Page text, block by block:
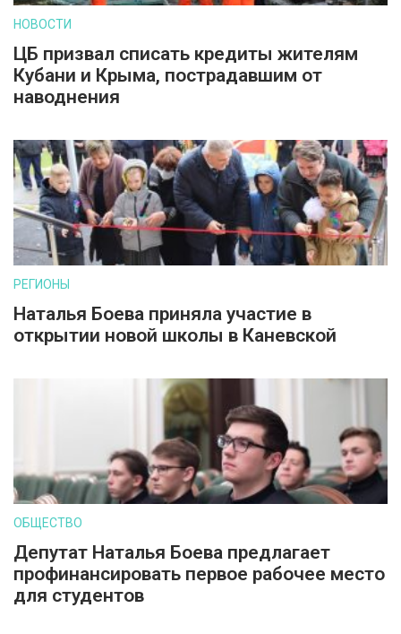
НОВОСТИ
ЦБ призвал списать кредиты жителям
Кубани и Крыма, пострадавшим от
наводнения
РЕГИОНЫ
Наталья Боева приняла участие в
открытии новой школы в Каневской
ОБЩЕСТВО
Депутат Наталья Боева предлагает
профинансировать первое рабочее место
для студентов